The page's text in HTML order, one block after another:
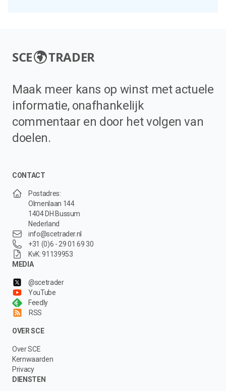
SCE TRADER
Maak meer kans op winst met actuele
informatie, onafhankelijk
commentaar en door het volgen van
doelen.
CONTACT
Postadres:
Olmenlaan 144
1404 DH Bussum
Nederland
info@scetrader.nl
+31 (0)6 - 29 01 69 30
KvK: 91139953
MEDIA
@scetrader
YouTube
Feedly
RSS
OVER SCE
Over SCE
Kernwaarden
Privacy
DIENSTEN